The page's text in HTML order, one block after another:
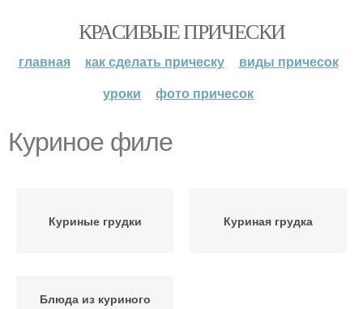
КРАСИВЫЕ ПРИЧЕСКИ
главная как сделать прическу
виды причесок
уроки
фото причесок
Куриное филе
Куриные грудки Куриная грудка
Блюда из куриного